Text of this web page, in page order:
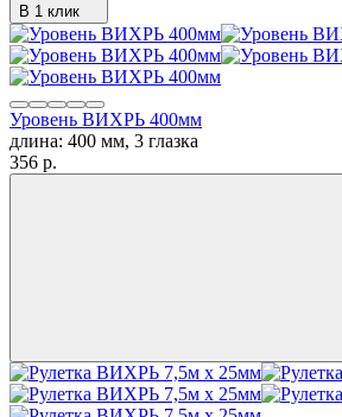
В 1 клик
Уровень ВИХРЬ 400мм
длина: 400 мм, 3 глазка
356 p.